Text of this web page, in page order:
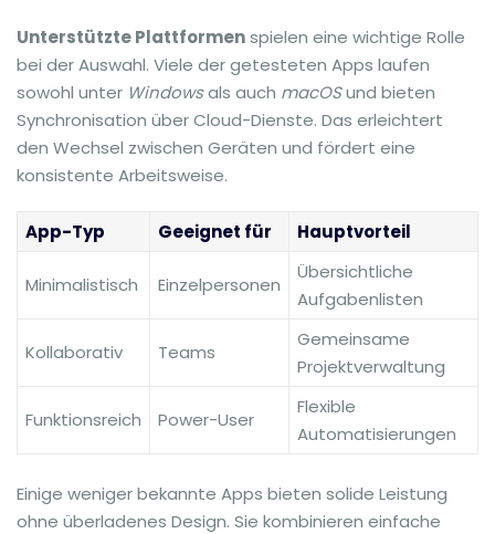
Unterstützte Plattformenspielen eine wichtige Rolle
bei der Auswahl. Viele der getesteten Apps laufen
sowohl unter Windowsals auch macOSund bieten
Synchronisation über Cloud-Dienste. Das erleichtert
den Wechsel zwischen Geräten und fördert eine
konsistente Arbeitsweise.
App-Typ Geeignet für Hauptvorteil
Minimalistisch Einzelpersonen
Übersichtliche
Aufgabenlisten
Kollaborativ Teams
Gemeinsame
Projektverwaltung
Funktionsreich Power-User
Flexible
Automatisierungen
Einige weniger bekannte Apps bieten solide Leistung
ohne überladenes Design. Sie kombinieren einfache